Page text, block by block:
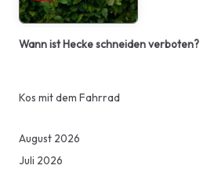
Wann ist Hecke schneiden verboten?
Kos mit dem Fahrrad
August 2026
Juli 2026